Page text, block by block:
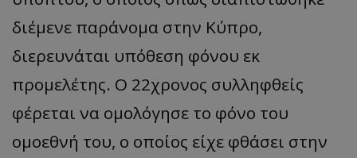
διέμενε παράνομα στην Κύπρο,
διερευνάται υπόθεση φόνου εκ
προμελέτης. Ο 22χρονος συλληφθείς
φέρεται να ομολόγησε το φόνο του
ομοεθνή του, ο οποίος είχε φθάσει στην